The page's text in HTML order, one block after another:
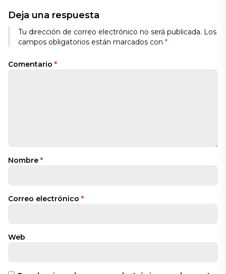
Deja una respuesta
Tu dirección de correo electrónico no será publicada. Los
campos obligatorios están marcados con *
Comentario *
Nombre *
Correo electrónico *
Web